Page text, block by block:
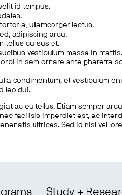
id tempus.
a, ullamcorper lectus.
adipiscing arcu.
tellus cursus et.
vestibulum massa in mattis.
in sem ornare ante pharetra
condimentum, et vestibulum
leo dui.
ac eu tellus. Etiam semper
facilisis imperdiet est, ac
ultrices. Sed id nisl vel
Study +